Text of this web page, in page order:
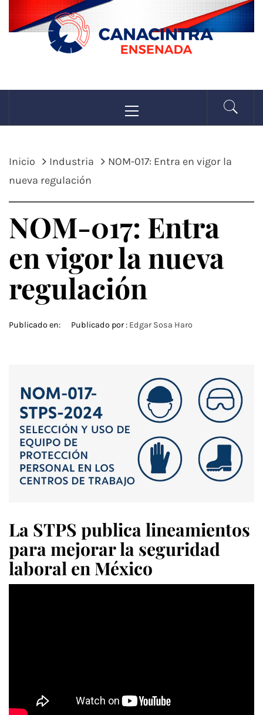
Saltar
contenido
CANACINTRA
ENSENADA
principal
Inicio Industria
NOM-017: Entra en vigor la
nueva regulación
NOM-017: Entra
en vigor la nueva
regulación
Publicado en: Publicado por : Edgar Sosa Haro
La STPS publica lineamientos
para mejorar la seguridad
laboral en México